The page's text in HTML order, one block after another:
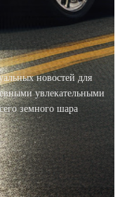
новостей для
увлекательными
земного шара